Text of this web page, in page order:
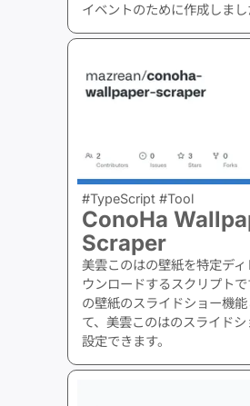
イベントのために作成しまし
#TypeScript #Tool
ConoHa
Scraper
美雲このはの壁紙を特定デ
ウンロードするスクリプト
の壁紙のスライドショー機
て、美雲このはのスライド
設定できます。